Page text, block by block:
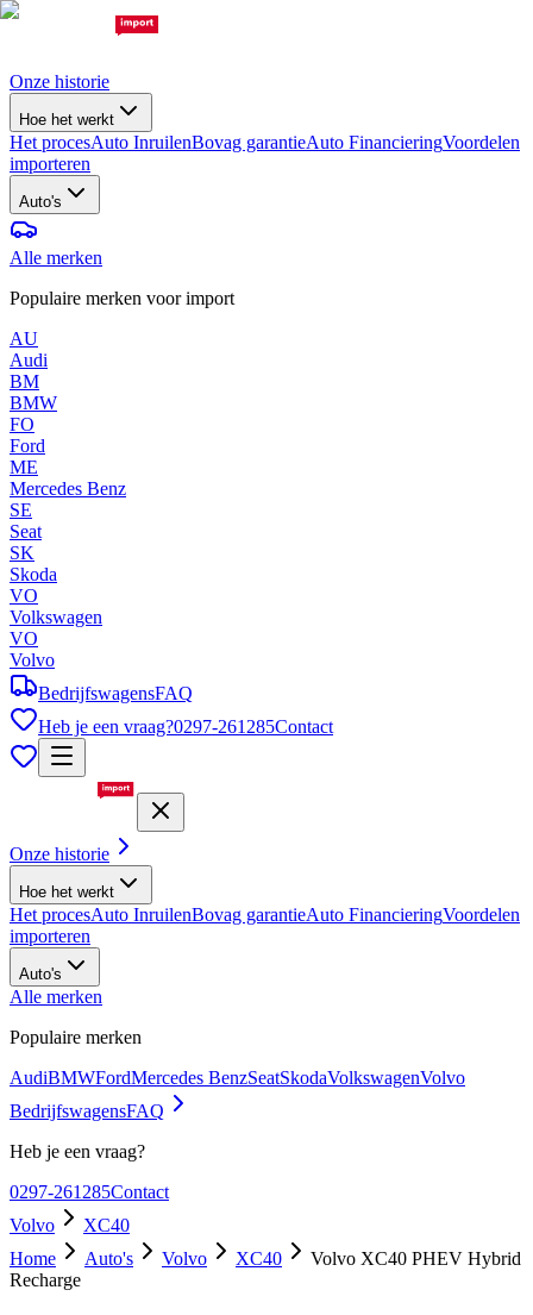
Onze historie
Hoe het werkt
Het procesAuto InruilenBovag garantieAuto FinancieringVoordelen
importeren
Auto's
Alle merken
Populaire merken voor import
AU
Audi
BM
BMW
FO
Ford
ME
Mercedes Benz
SE
Seat
SK
Skoda
VO
Volkswagen
VO
Volvo
BedrijfswagensFAQ
Heb je een vraag?0297-261285Contact
Onze historie
Hoe het werkt
Het procesAuto InruilenBovag garantieAuto FinancieringVoordelen
importeren
Auto's
Alle merken
Populaire merken
AudiBMWFordMercedes BenzSeatSkodaVolkswagenVolvo
BedrijfswagensFAQ
Heb je een vraag?
0297-261285Contact
Volvo
XC40
Home
Auto's Volvo XC40
Volvo XC40 PHEV Hybrid
Recharge